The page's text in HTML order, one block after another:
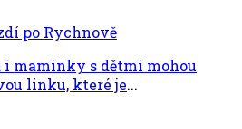
po Rychnově
i maminky s dětmi mohou
linku, které je...